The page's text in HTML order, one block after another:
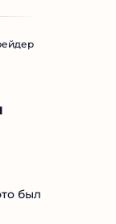
был